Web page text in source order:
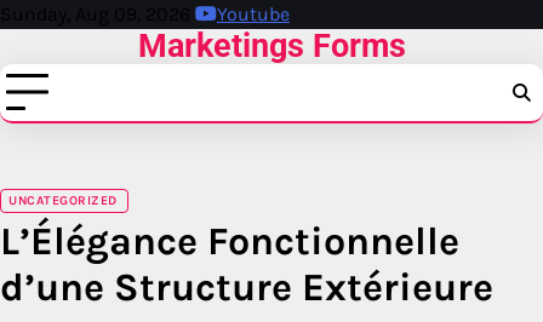
Skip
content
Sunday, Aug 09, 2026 Youtube
Marketings Forms
UNCATEGORIZED
L’Élégance Fonctionnelle
d’une Structure Extérieure